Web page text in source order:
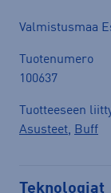
Valmistusmaa
Tuotenumero
100637
Tuotteeseen
Asusteet, Buff
Teknologiat